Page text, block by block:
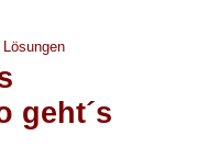
geht´s